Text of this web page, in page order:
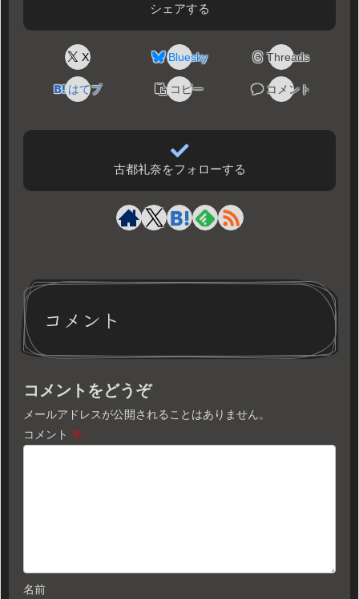
シェアする
X Bluesky Threads
はてブ コピー コメント
古都礼奈をフォローする
コメント
コメントをどうぞ
メールアドレスが公開されることはありません。
コメント ※
名前